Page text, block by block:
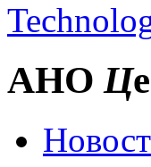
АНО Ц